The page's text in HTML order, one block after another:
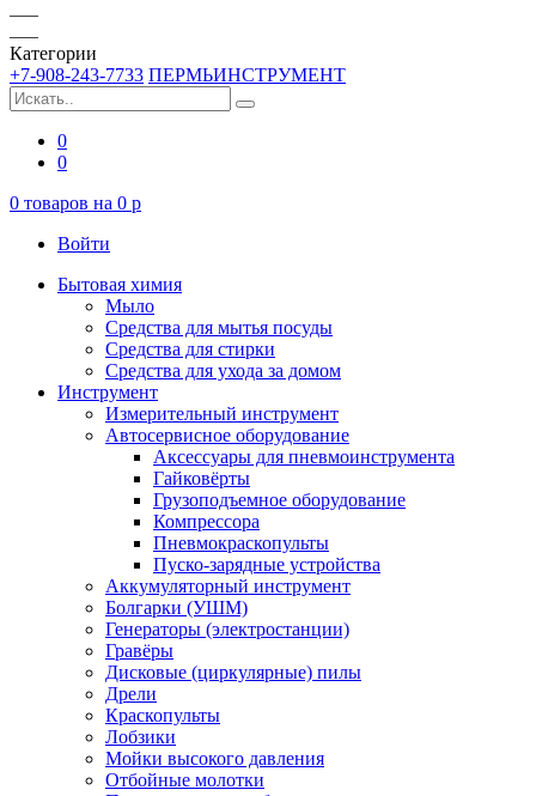
Категории
+7-908-243-7733 ПЕРМЬИНСТРУМЕНТ
0
0
0 товаров на 0 p
Войти
Бытовая химия
Мыло
Средства для мытья посуды
Средства для стирки
Средства для ухода за домом
Инструмент
Измерительный инструмент
Автосервисное оборудование
Аксессуары для пневмоинструмента
Гайковёрты
Грузоподъемное оборудование
Компрессора
Пневмокраскопульты
Пуско-зарядные устройства
Аккумуляторный инструмент
Болгарки (УШМ)
Генераторы (электростанции)
Гравёры
Дисковые (циркулярные) пилы
Дрели
Краскопульты
Лобзики
Мойки высокого давления
Отбойные молотки